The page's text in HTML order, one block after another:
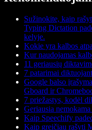
Sužinokite, kaip
Typing Dictation
kelyje.
Kokie yra kalbos
Kur naudojamas
11 geriausių
7 patarimai
Google balso
Gboard ir
7 priežastys, kodėl
Geriausia
Kaip Speechify
Kaip greičiau rašyti